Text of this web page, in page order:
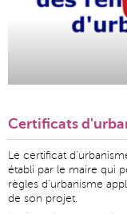
Certificats
Le certificat
établi par le maire qui
règles d’urbanisme
de son projet.